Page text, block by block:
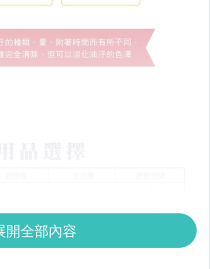
開全部內容